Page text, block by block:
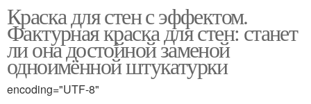
Краска для стен с эффектом.
Фактурная краска для стен: станет
ли она достойной заменой
одноимённой штукатурки
encoding="UTF-8"